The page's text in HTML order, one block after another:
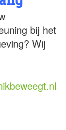
bij het
Wij